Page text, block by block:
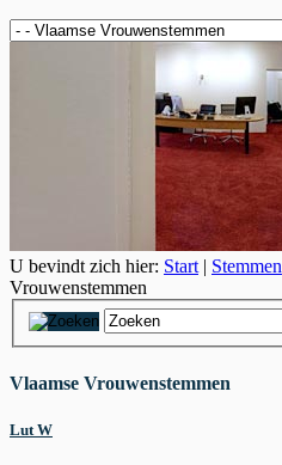
U bevindt zich hier: Start | Stemmen
Vrouwenstemmen
Vlaamse Vrouwenstemmen
Lut W